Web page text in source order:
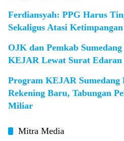
Ferdiansyah: PPG Harus
Sekaligus Atasi
OJK dan Pemkab
KEJAR Lewat Surat Edaran
Program KEJAR Sumedang
Rekening Baru, Tabungan
Miliar
Mitra Media